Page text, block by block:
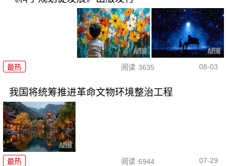
最热 阅读 3635 08-03
我国将统筹推进革命文物环境整治工程
最热 阅读 6944 07-29